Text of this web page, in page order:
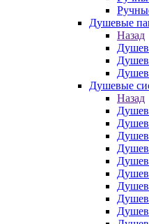
Душевые
Назад
Душевые
Назад